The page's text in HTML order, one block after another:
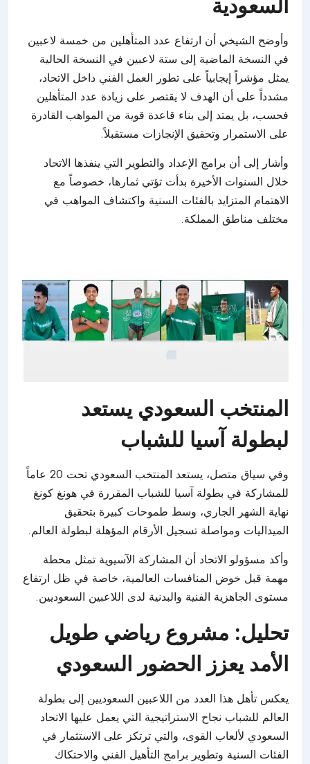
وأوضح الشيخي أن ارتفاع عدد المتأهلين من خمسة لاعبين
في النسخة الماضية إلى ستة لاعبين في النسخة الحالية
يمثل مؤشراً إيجابياً على تطور العمل الفني داخل الاتحاد،
مشدداً على أن الهدف لا يقتصر على زيادة عدد المتأهلين
فحسب، بل يمتد إلى بناء قاعدة قوية من المواهب القادرة
على الاستمرار وتحقيق الإنجازات مستقبلاً.
وأشار إلى أن برامج الإعداد والتطوير التي ينفذها الاتحاد
خلال السنوات الأخيرة بدأت تؤتي ثمارها، خصوصاً مع
الاهتمام المتزايد بالفئات السنية واكتشاف المواهب في
مختلف مناطق المملكة.
المنتخب السعودي يستعد
لبطولة آسيا للشباب
وفي سياق متصل، يستعد المنتخب السعودي تحت 20 عاماً
للمشاركة في بطولة آسيا للشباب المقررة في هونغ كونغ
نهاية الشهر الجاري، وسط طموحات كبيرة بتحقيق
الميداليات ومواصلة تسجيل الأرقام المؤهلة لبطولة العالم.
وأكد مسؤولو الاتحاد أن المشاركة الآسيوية تمثل محطة
مهمة قبل خوض المنافسات العالمية، خاصة في ظل ارتفاع
مستوى الجاهزية الفنية والبدنية لدى اللاعبين السعوديين.
تحليل: مشروع رياضي طويل
الأمد يعزز الحضور السعودي
يعكس تأهل هذا العدد من اللاعبين السعوديين إلى بطولة
العالم للشباب نجاح الاستراتيجية التي يعمل عليها الاتحاد
السعودي لألعاب القوى، والتي ترتكز على الاستثمار في
الفئات السنية وتطوير برامج التأهيل الفني والاحتكاك